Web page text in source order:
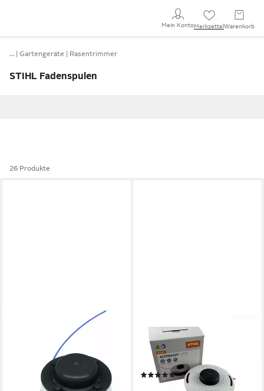
Mein KontoMerkzettel Warenkorb
… Gartengeräte Rasentrimmer
STIHL Fadenspulen
26 Produkte
Fadenspule 40087104300
CF3 Pro 35 m Multicolor -
Fadenspule - schwarz
UVP 11,90 €
Fadenspule STIHL original
Mähkopf AutoCut 27-2
Fadenkopf 40028202302
(1)
ab 28,50 € UVP34,90 €